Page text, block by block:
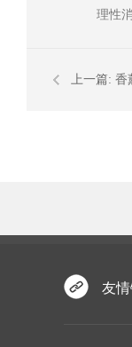
理性
上一篇: 香
友